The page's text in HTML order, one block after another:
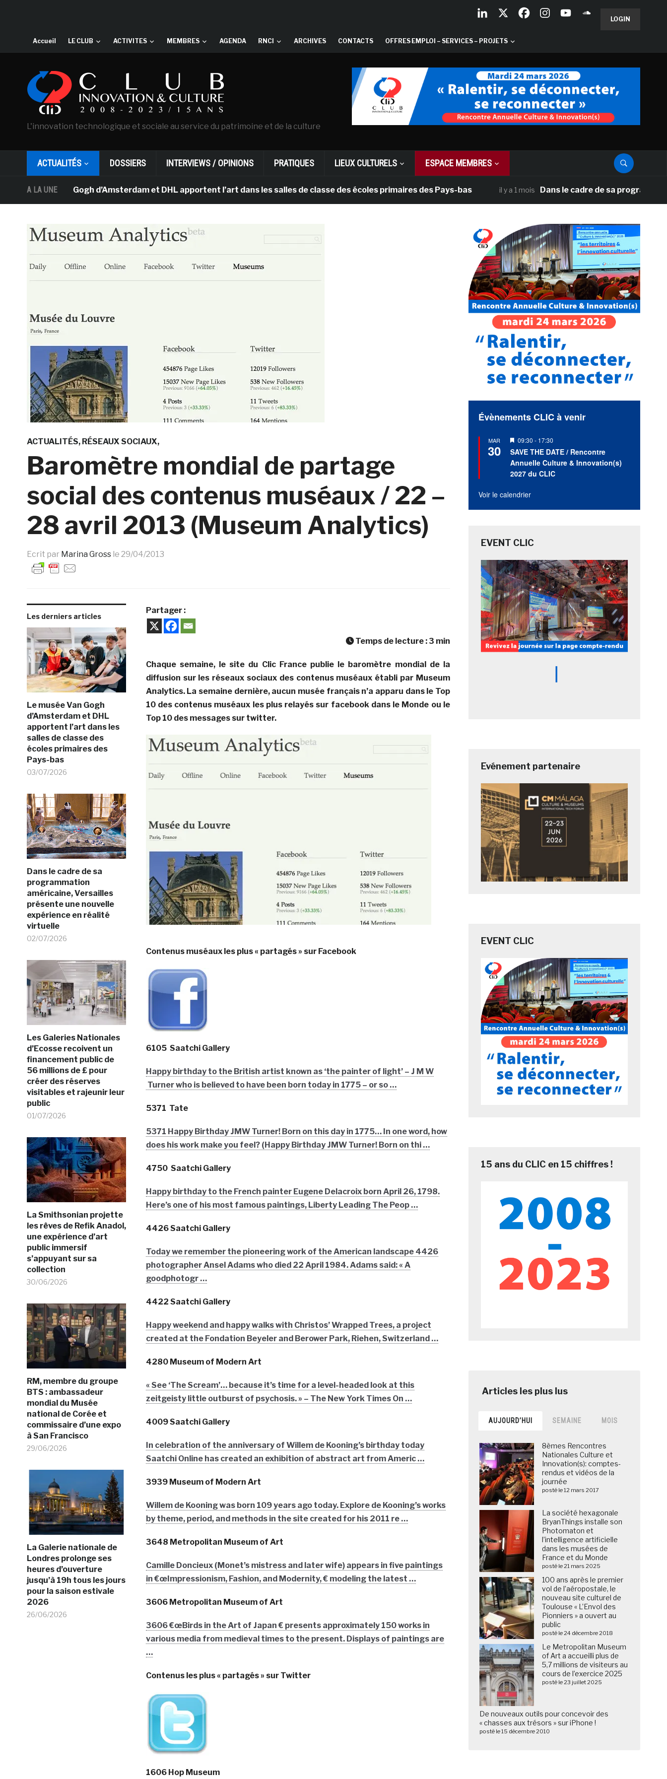
LOGIN
Accueil LE CLUB ACTIVITES MEMBRES AGENDA RNCI ARCHIVES CONTACTS OFFRES EMPLOI – SERVICES – PROJETS
L'innovation technologique et sociale au service du patrimoine et de la culture
ACTUALITÉS DOSSIERS INTERVIEWS / OPINIONS PRATIQUES LIEUX CULTURELS ESPACE MEMBRES
A LA UNE
Van Gogh d’Amsterdam et DHL apportent l’art dans les salles de classe des écoles primaires des Pays-bas il y a 1 mois Dans le cadre de sa programmation
ACTUALITÉS RÉSEAUX SOCIAUX
Baromètre mondial de partage
social des contenus muséaux / 22 –
28 avril 2013 (Museum Analytics)
Ecrit par Marina Gross le 29/04/2013
Les derniers articles
Le musée Van Gogh
d’Amsterdam et DHL
apportent l’art dans les
salles de classe des
écoles primaires des
Pays-bas
03/07/2026
Dans le cadre de sa
programmation
américaine, Versailles
présente une nouvelle
expérience en réalité
virtuelle
02/07/2026
Les Galeries Nationales
d’Ecosse recoivent un
financement public de
56 millions de £ pour
créer des réserves
visitables et rajeunir leur
public
01/07/2026
La Smithsonian projette
les rêves de Refik Anadol,
une expérience d’art
public immersif
s’appuyant sur sa
collection
30/06/2026
RM, membre du groupe
BTS : ambassadeur
mondial du Musée
national de Corée et
commissaire d’une expo
à San Francisco
29/06/2026
La Galerie nationale de
Londres prolonge ses
heures d’ouverture
jusqu’à 19h tous les jours
pour la saison estivale
2026
26/06/2026
Partager :
Temps de lecture : 3 min
Chaque semaine, le site du Clic France publie le baromètre mondial de la
diffusion sur les réseaux sociaux des contenus muséaux établi par Museum
Analytics. La semaine dernière, aucun musée français n’a apparu dans le Top
10 des contenus muséaux les plus relayés sur facebook dans le Monde ou le
Top 10 des messages sur twitter.
Contenus muséaux les plus « partagés » sur Facebook
6105 Saatchi Gallery
Happy birthday to the British artist known as ‘the painter of light’ – J M W
Turner who is believed to have been born today in 1775 – or so …
5371 Tate
5371 Happy Birthday JMW Turner! Born on this day in 1775… In one word, how
does his work make you feel? (Happy Birthday JMW Turner! Born on thi …
4750 Saatchi Gallery
Happy birthday to the French painter Eugene Delacroix born April 26, 1798.
Here’s one of his most famous paintings, Liberty Leading The Peop …
4426 Saatchi Gallery
Today we remember the pioneering work of the American landscape 4426
photographer Ansel Adams who died 22 April 1984. Adams said: « A
goodphotogr …
4422 Saatchi Gallery
Happy weekend and happy walks with Christos’ Wrapped Trees, a project
created at the Fondation Beyeler and Berower Park, Riehen, Switzerland …
4280 Museum of Modern Art
« See ‘The Scream’… because it’s time for a level-headed look at this
zeitgeisty little outburst of psychosis. » – The New York Times On …
4009 Saatchi Gallery
In celebration of the anniversary of Willem de Kooning’s birthday today
Saatchi Online has created an exhibition of abstract art from Americ …
3939 Museum of Modern Art
Willem de Kooning was born 109 years ago today. Explore de Kooning’s works
by theme, period, and methods in the site created for his 2011 re …
3648 Metropolitan Museum of Art
Camille Doncieux (Monet’s mistress and later wife) appears in five paintings
in €œImpressionism, Fashion, and Modernity, € modeling the latest …
3606 Metropolitan Museum of Art
3606 €œBirds in the Art of Japan € presents approximately 150 works in
various media from medieval times to the present. Displays of paintings are
…
Contenus les plus « partagés » sur Twitter
1606 Hop Museum
Évènements CLIC à venir
MAR
30
Mis
en
avant
09:30 - 17:30
SAVE THE DATE / Rencontre
Annuelle Culture & Innovation(s)
2027 du CLIC
Voir le calendrier
EVENT CLIC
Evénement partenaire
EVENT CLIC
15 ans du CLIC en 15 chiffres !
AUJOURD’HUI SEMAINE MOIS
8èmes Rencontres
Nationales Culture et
Innovation(s): comptes-
rendus et vidéos de la
journée
posté le 12 mars 2017
La société hexagonale
BryanThings installe son
Photomaton et
l’intelligence artificielle
dans les musées de
France et du Monde
posté le 21 mars 2025
100 ans après le premier
vol de l’aéropostale, le
nouveau site culturel de
Toulouse « L’Envol des
Pionniers » a ouvert au
public
posté le 24 décembre 2018
Le Metropolitan Museum
of Art a accueilli plus de
5,7 millions de visiteurs au
cours de l’exercice 2025
posté le 23 juillet 2025
De nouveaux outils pour concevoir des
« chasses aux trésors » sur iPhone !
posté le 15 décembre 2010